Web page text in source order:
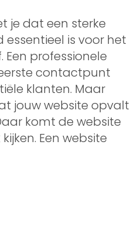
je dat een sterke
is voor het
Een professionele
contactpunt
klanten. Maar
jouw website opvalt
komt de website
Een website